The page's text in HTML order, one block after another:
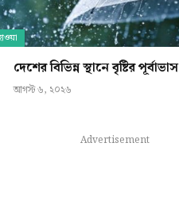
দেশের বিভিন্ন স্থানে বৃষ্টির পূর্বাভাস
আগস্ট ৬, ২০২৬
Advertisement